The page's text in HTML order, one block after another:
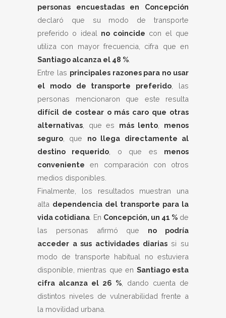
personas encuestadas en Concepción
declaró que su modo de transporte
preferido o ideal no coincide con el que
utiliza con mayor frecuencia, cifra que en
Santiago alcanza el 48 %
Entre las principales razones para no usar
el modo de transporte preferido , las
personas mencionaron que este resulta
difícil de costear o más caro que otras
alternativas , que es más lento
menos
seguro , que no llega directamente al
destino requerido , o que es menos
conveniente en comparación con otros
medios disponibles.
Finalmente, los resultados muestran una
alta dependencia del transporte para la
vida cotidiana . En Concepción, un 41 % de
las personas afirmó que no podría
acceder a sus actividades diariassi su
modo de transporte habitual no estuviera
disponible, mientras que en Santiago esta
cifra alcanza el 26 % , dando cuenta de
distintos niveles de vulnerabilidad frente a
la movilidad urbana.